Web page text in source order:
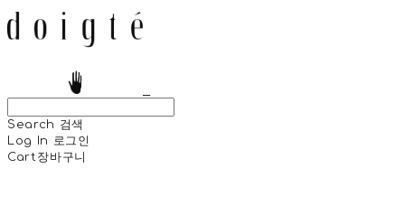
Search 검색
Log In 로그인
Cart 장바구니